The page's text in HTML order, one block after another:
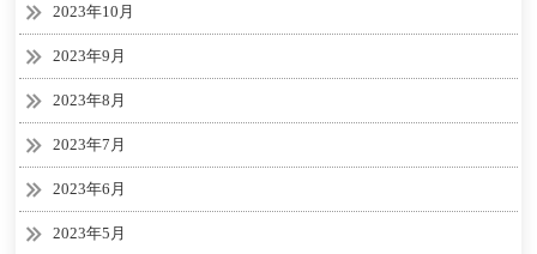
2023年10月
2023年9月
2023年8月
2023年7月
2023年6月
2023年5月